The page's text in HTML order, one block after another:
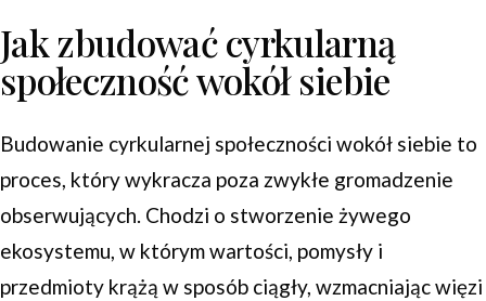
Jak zbudować cyrkularną
społeczność wokół siebie
Budowanie cyrkularnej społeczności wokół siebie to
proces, który wykracza poza zwykłe gromadzenie
obserwujących. Chodzi o stworzenie żywego
ekosystemu, w którym wartości, pomysły i
przedmioty krążą w sposób ciągły, wzmacniając więzi